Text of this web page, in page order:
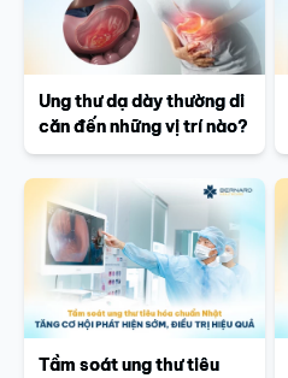
Ung thư dạ dày thường di
căn đến những vị trí nào?
Tầm soát ung thư tiêu